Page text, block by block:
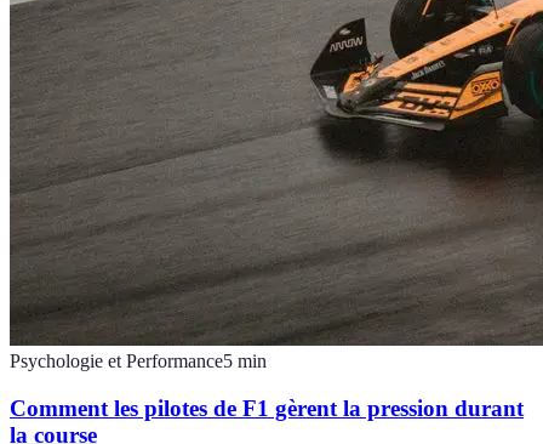
Psychologie et Performance5 min
Comment les pilotes de F1 gèrent la pression durant
la course